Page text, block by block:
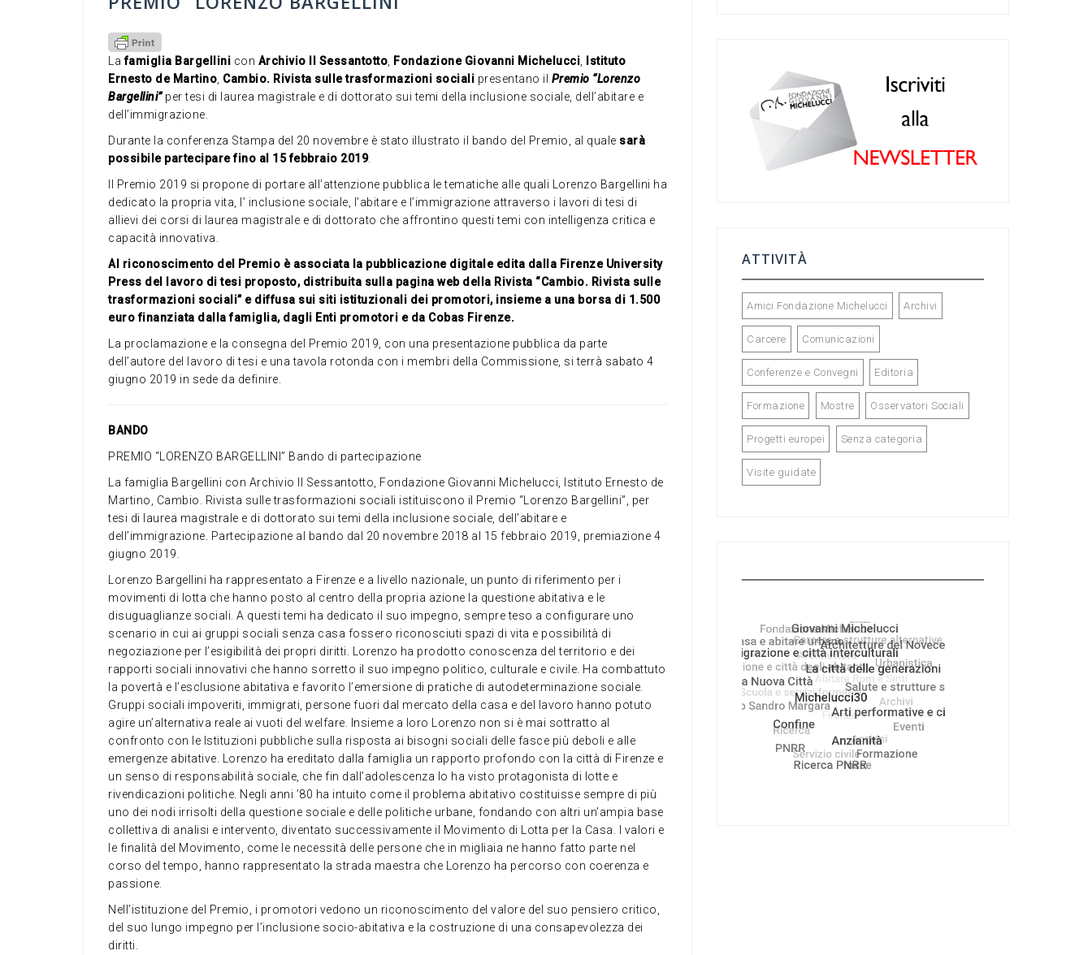
Lafamiglia Bargellini con Archivio Il Sessantotto Fondazione Giovanni Michelucci
Istituto
Ernesto de Martino Cambio. Rivista sulle trasformazioni sociali presentano il Premio “Lorenzo
Bargellini”per tesi di laurea magistrale e di dottorato sui temi della inclusione sociale, dell’abitare e
dell’immigrazione.
Durante la conferenza Stampa del 20 novembre è stato illustrato il bando del Premio, al quale sarà
possibile partecipare fino al 15 febbraio 2019.
Il Premio 2019 si propone di portare all’attenzione pubblica le tematiche alle quali Lorenzo Bargellini ha
dedicato la propria vita, l’ inclusione sociale, l’abitare e l’immigrazione attraverso i lavori di tesi di
allievi dei corsi di laurea magistrale e di dottorato che affrontino questi temi con intelligenza critica e
capacità innovativa.
Al riconoscimento del Premio è associata la pubblicazione digitale edita dalla Firenze University
Press del lavoro di tesi proposto, distribuita sulla pagina web della Rivista “Cambio. Rivista sulle
trasformazioni sociali” e diffusa sui siti istituzionali dei promotori, insieme a una borsa di 1.500
euro finanziata dalla famiglia, dagli Enti promotori e da Cobas Firenze.
La proclamazione e la consegna del Premio 2019, con una presentazione pubblica da parte
dell’autore del lavoro di tesi e una tavola rotonda con i membri della Commissione, si terrà sabato 4
giugno 2019 in sede da definire.
BANDO
PREMIO “LORENZO BARGELLINI” Bando di partecipazione
La famiglia Bargellini con Archivio Il Sessantotto, Fondazione Giovanni Michelucci, Istituto Ernesto de
Martino, Cambio. Rivista sulle trasformazioni sociali istituiscono il Premio “Lorenzo Bargellini”, per
tesi di laurea magistrale e di dottorato sui temi della inclusione sociale, dell’abitare e
dell’immigrazione. Partecipazione al bando dal 20 novembre 2018 al 15 febbraio 2019, premiazione 4
giugno 2019.
Lorenzo Bargellini ha rappresentato a Firenze e a livello nazionale, un punto di riferimento per i
movimenti di lotta che hanno posto al centro della propria azione la questione abitativa e le
disuguaglianze sociali. A questi temi ha dedicato il suo impegno, sempre teso a configurare uno
scenario in cui ai gruppi sociali senza casa fossero riconosciuti spazi di vita e possibilità di
negoziazione per l’esigibilità dei propri diritti. Lorenzo ha prodotto conoscenza del territorio e dei
rapporti sociali innovativi che hanno sorretto il suo impegno politico, culturale e civile. Ha combattuto
la povertà e l’esclusione abitativa e favorito l’emersione di pratiche di autodeterminazione sociale.
Gruppi sociali impoveriti, immigrati, persone fuori dal mercato della casa e del lavoro hanno potuto
agire un’alternativa reale ai vuoti del welfare. Insieme a loro Lorenzo non si è mai sottratto al
confronto con le Istituzioni pubbliche sulla risposta ai bisogni sociali delle fasce più deboli e alle
emergenze abitative. Lorenzo ha ereditato dalla famiglia un rapporto profondo con la città di Firenze e
un senso di responsabilità sociale, che fin dall’adolescenza lo ha visto protagonista di lotte e
rivendicazioni politiche. Negli anni ’80 ha intuito come il problema abitativo costituisse sempre di più
uno dei nodi irrisolti della questione sociale e delle politiche urbane, fondando con altri un’ampia base
collettiva di analisi e intervento, diventato successivamente il Movimento di Lotta per la Casa. I valori e
le finalità del Movimento, come le necessità delle persone che in migliaia ne hanno fatto parte nel
corso del tempo, hanno rappresentato la strada maestra che Lorenzo ha percorso con coerenza e
passione.
Nell’istituzione del Premio, i promotori vedono un riconoscimento del valore del suo pensiero critico,
del suo lungo impegno per l’inclusione socio-abitativa e la costruzione di una consapevolezza dei
diritti.
b
o
o
a
m
n
ATTIVITÀ
Amici Fondazione Michelucci Archivi
Carcere Comunicazioni
Conferenze e Convegni Editoria
Formazione Mostre Osservatori Sociali
Progetti europei Senza categoria
Visite guidate